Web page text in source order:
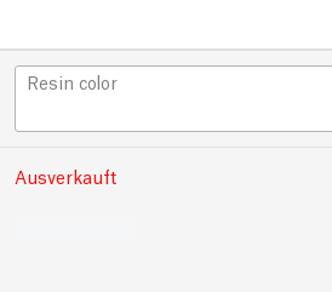
Resin color
Ausverkauft